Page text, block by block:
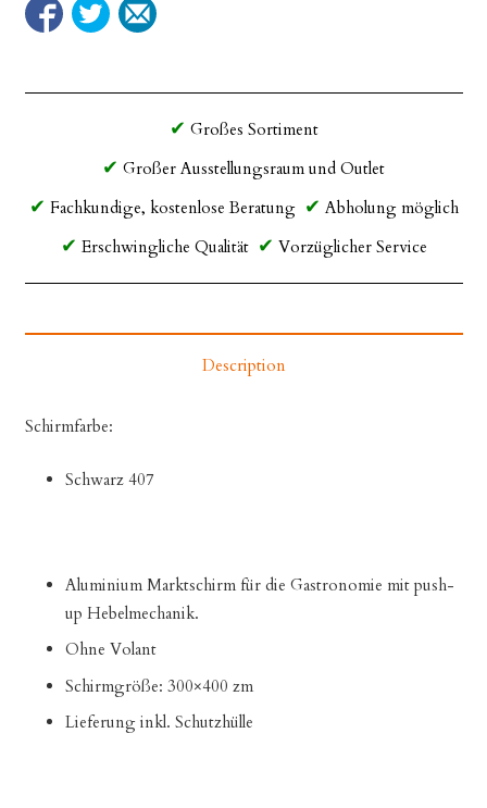
Großes Sortiment
Großer Ausstellungsraum und Outlet
Fachkundige, kostenlose Beratung
Abholung möglich
Erschwingliche Qualität
Vorzüglicher Service
Description
Schirmfarbe:
Schwarz 407
Aluminium Marktschirm für die Gastronomie mit push-
up Hebelmechanik.
Ohne Volant
Schirmgröße: 300×400 zm
Lieferung inkl. Schutzhülle